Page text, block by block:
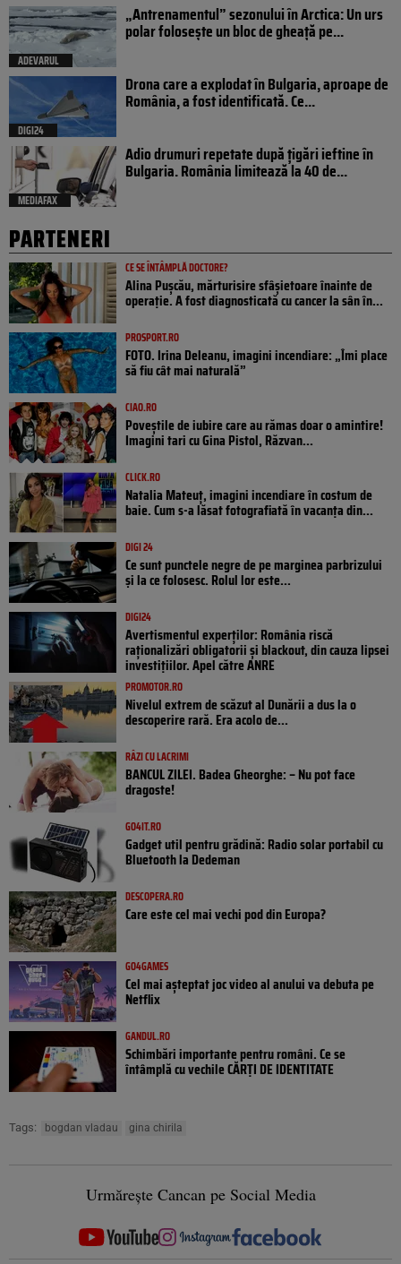
ADEVARUL
„Antrenamentul” sezonului în Arctica: Un urs
polar folosește un bloc de gheață pe...
DIGI24
Drona care a explodat în Bulgaria, aproape de
România, a fost identificată. Ce...
MEDIAFAX
Adio drumuri repetate după țigări ieftine în
Bulgaria. România limitează la 40 de...
PARTENERI
CE SE ÎNTÂMPLĂ DOCTORE?
Alina Pușcău, mărturisire sfâșietoare înainte de
operație. A fost diagnosticată cu cancer la sân în...
PROSPORT.RO
FOTO. Irina Deleanu, imagini incendiare: „Îmi place
să fiu cât mai naturală”
CIAO.RO
Poveştile de iubire care au rămas doar o amintire!
Imagini tari cu Gina Pistol, Răzvan...
CLICK.RO
Natalia Mateuț, imagini incendiare în costum de
baie. Cum s-a lăsat fotografiată în vacanța din...
DIGI 24
Ce sunt punctele negre de pe marginea parbrizului
și la ce folosesc. Rolul lor este...
DIGI24
Avertismentul experților: România riscă
raționalizări obligatorii și blackout, din cauza lipsei
investițiilor. Apel către ANRE
PROMOTOR.RO
Nivelul extrem de scăzut al Dunării a dus la o
descoperire rară. Era acolo de...
RÂZI CU LACRIMI
BANCUL ZILEI. Badea Gheorghe: – Nu pot face
dragoste!
GO4IT.RO
Gadget util pentru grădină: Radio solar portabil cu
Bluetooth la Dedeman
DESCOPERA.RO
Care este cel mai vechi pod din Europa?
GO4GAMES
Cel mai așteptat joc video al anului va debuta pe
Netflix
GANDUL.RO
Schimbări importante pentru români. Ce se
întâmplă cu vechile CĂRȚI DE IDENTITATE
Tags: bogdan vladau gina chirila
Urmărește Cancan pe Social Media